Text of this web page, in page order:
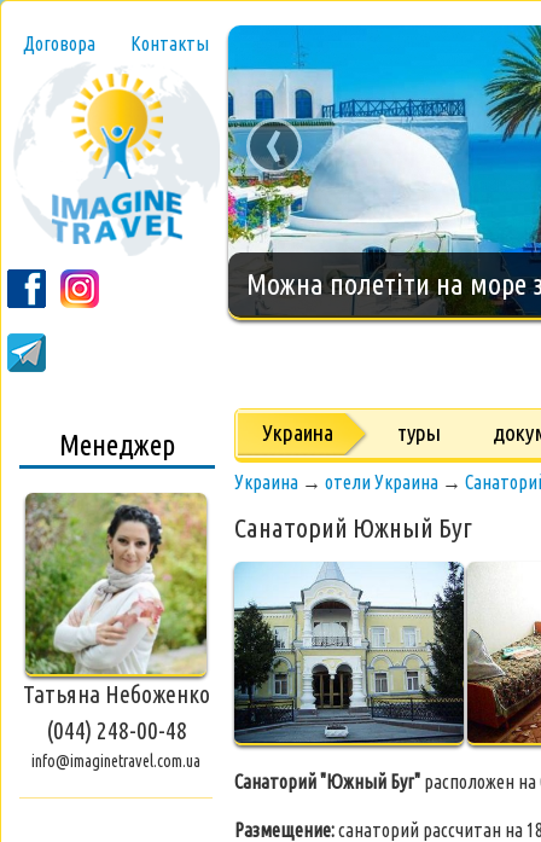
Договора Контакты
Новогодний тур на
‹
Менеджер
Татьяна Небоженко
(044) 248-00-48
info@imaginetravel.com.ua
Украина туры
Украина → отели Украина →
Санаторий Южный Буг
Санаторий "Южный Буг" расположен
Размещение:санаторий рассчитан на